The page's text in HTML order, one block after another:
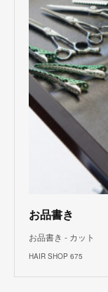
お品書き
お品書き - カット
HAIR SHOP 675